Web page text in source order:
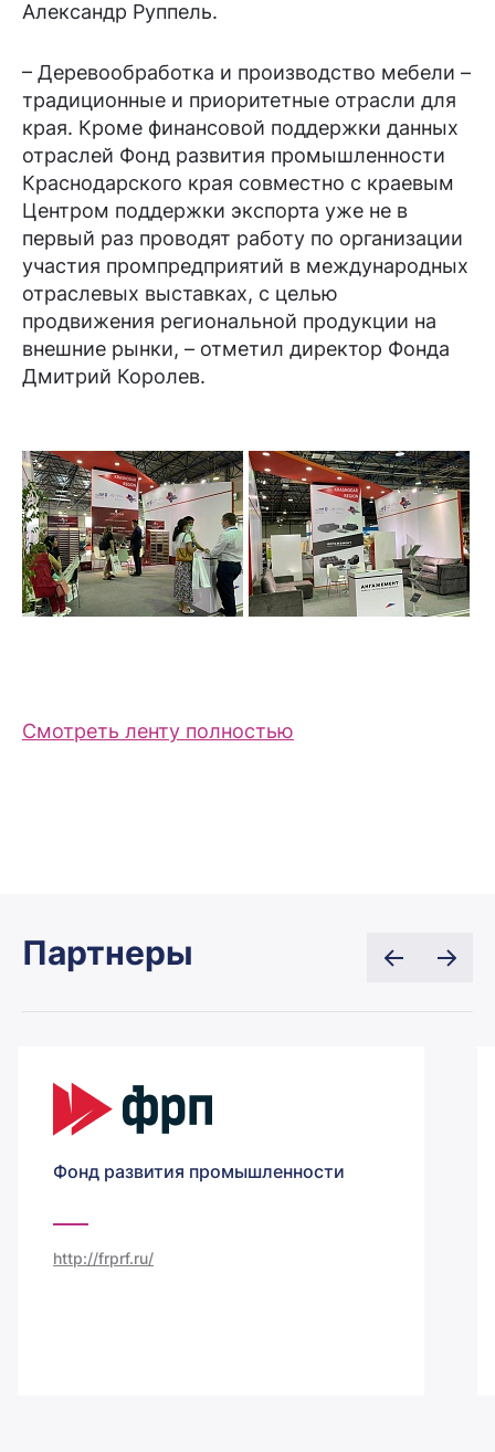
Александр Руппель.
– Деревообработка и производство мебели –
традиционные и приоритетные отрасли для
края. Кроме финансовой поддержки данных
отраслей Фонд развития промышленности
Краснодарского края совместно с краевым
Центром поддержки экспорта уже не в
первый раз проводят работу по организации
участия промпредприятий в международных
отраслевых выставках, с целью
продвижения региональной продукции на
внешние рынки, – отметил директор Фонда
Дмитрий Королев.
Смотреть ленту полностью
Партнеры
Фонд развития промышленности
http://frprf.ru/